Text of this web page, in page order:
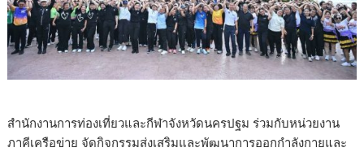
สำนักงานการท่องเที่ยวและกีฬาจังหวัดนครปฐม ร่วมกับหน่วยงาน
ภาคีเครือข่าย จัดกิจกรรมส่งเสริมและพัฒนาการออกกำลังกายและ